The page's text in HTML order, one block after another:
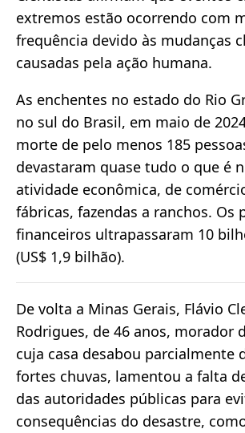
extremos estão ocorrendo com
frequência devido às mudanças
causadas pela ação humana.
As enchentes no estado do Rio
no sul do Brasil, em maio de
morte de pelo menos 185
devastaram quase tudo o que é
atividade econômica, de
fábricas, fazendas a ranchos. Os
financeiros ultrapassaram 10
(US$ 1,9 bilhão).
De volta a Minas Gerais, Flávio
Rodrigues, de 46 anos, morador
cuja casa desabou parcialmente
fortes chuvas, lamentou a falta
das autoridades públicas para
consequências do desastre,